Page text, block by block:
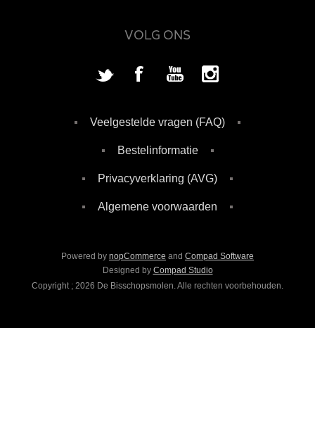
VOLG ONS
Veelgestelde vragen (FAQ)
Bestelinformatie
Privacyverklaring (AVG)
Algemene voorwaarden
Powered by nopCommerce and Compad Software
Designed by Compad Studio
Copyright ; 2026 De Bisschopsmolen. Alle rechten voorbehouden.